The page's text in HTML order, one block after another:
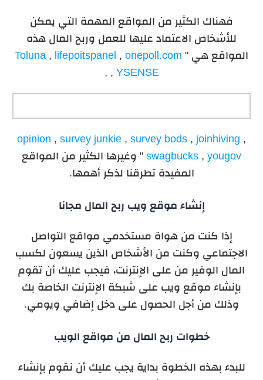
فهناك الكثير من المواقع المهمة التي يمكن
للأشخاص الاعتماد عليها للعمل وربح المال هذه
المواقع هي "
Toluna , lifepoitspanel , onepoll.com
, YSENSE
,
opinion , survey junkie , survey bods , joinhiving ,
swagbucks , yougov
" وغيرها الكثير من المواقع
المفيدة تطرقنا لذكر أهمها.
إنشاء موقع ويب ربح المال مجانا
إذا كنت من هواة مستخدمي مواقع التواصل
الاجتماعي وكنت من الأشخاص الذين يسعون لكسب
المال الوفير من على الإنترنت، فيجب عليك أن تقوم
بإنشاء موقع ويب على شبكة الإنترنت الخاصة بك
وذلك من أجل الحصول على دخل إضافي ويومي.
خطوات ربح المال من مواقع الويب
للبدء بهذه الخطوة بداية يجب عليك أن نقوم بإنشاء